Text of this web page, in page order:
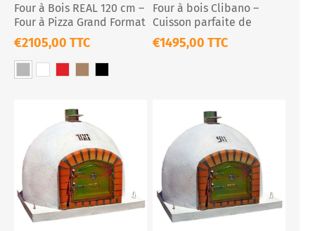
Four à Bois REAL 120 cm –
Four à Pizza Grand Format
& Rôtissoire Double
Broche
€2105,00 TTC
Four à bois Clibano –
Cuisson parfaite de
pizzas et pains
€1495,00 TTC